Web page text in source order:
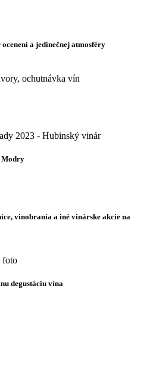
a jedinečnej atmosféry
Modry
vinobrania a iné vinárske akcie na
degustáciu vína